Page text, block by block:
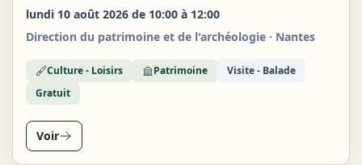
lundi 10 août 2026 de 10:00 à 12:00
Direction du patrimoine et de l'archéologie · Nantes
Culture - Loisirs Patrimoine
Visite - Balade
Gratuit
Voir